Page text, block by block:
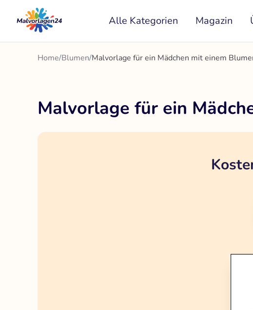
Inhalt
springen
Alle Kategorien Magazin
Home/Blumen/Malvorlage für ein Mädchen mit einem
Malvorlage für ein